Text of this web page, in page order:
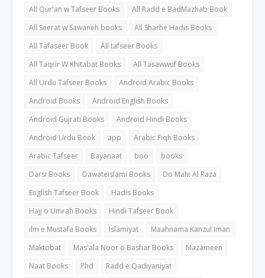
All Qur'an w Tafseer Books
All Radd e BadMazhab Book
All Seerat w Sawaneh books
All Sharhe Hadis Books
All Tafaseer Book
All tafseer Books
All Taqrir W Khitabat Books
All Tasawwuf Books
All Urdu Tafseer Books
Android Arabic Books
Android Books
Android English Books
Android Gujrati Books
Android Hindi Books
Android Urdu Book
app
Arabic Fiqh Books
Arabic Tafseer
Bayanaat boo
books
Darsi Books
Dawateislami Books
Do Mahi Al Raza
English Tafseer Book
Hadis Books
Hajj o Umrah Books
Hindi Tafseer Book
ilm e Mustafa Books
Islamiyat
Maahnama Kanzul Iman
Maktobat
Mas'ala Noor o Bashar Books
Mazameen
Naat Books
Phd
Radd e Qadiyaniyat